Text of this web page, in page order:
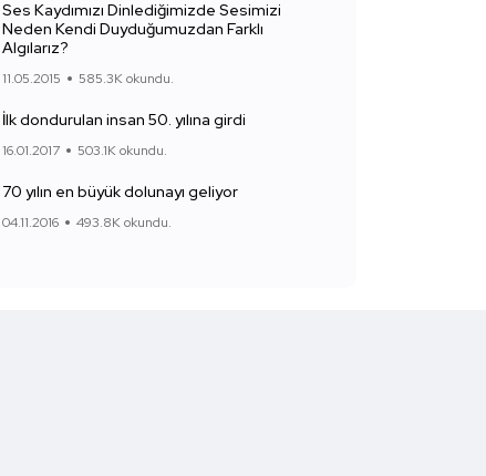
Ses Kaydımızı Dinlediğimizde Sesimizi
Neden Kendi Duyduğumuzdan Farklı
Algılarız?
11.05.2015 585.3K okundu.
İlk dondurulan insan 50. yılına girdi
16.01.2017 503.1K okundu.
70 yılın en büyük dolunayı geliyor
04.11.2016 493.8K okundu.